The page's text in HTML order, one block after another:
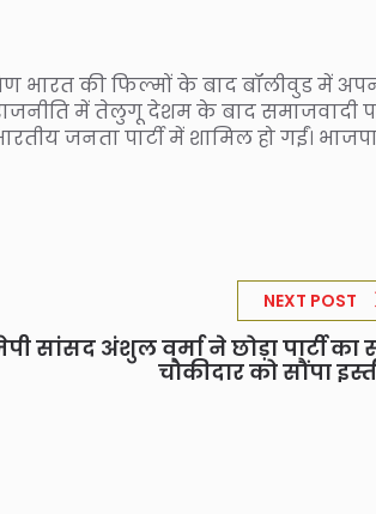
भारत की फिल्मों के बाद बॉलीवुड में
में तेलुगू देशम के बाद समाजवादी
जनता पार्टी में शामिल हो गईं।
NEXT POST
सांसद अंशुल वर्मा ने छोड़ा पार्टी का
चौकीदार को सौंपा